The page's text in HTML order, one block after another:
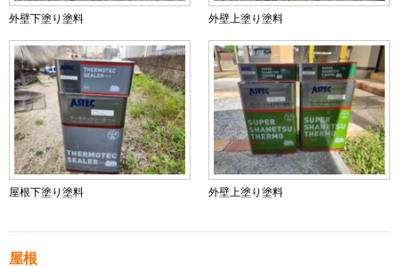
外壁下塗り塗料 外壁上塗り塗料
屋根下塗り塗料 外壁上塗り塗料
屋根